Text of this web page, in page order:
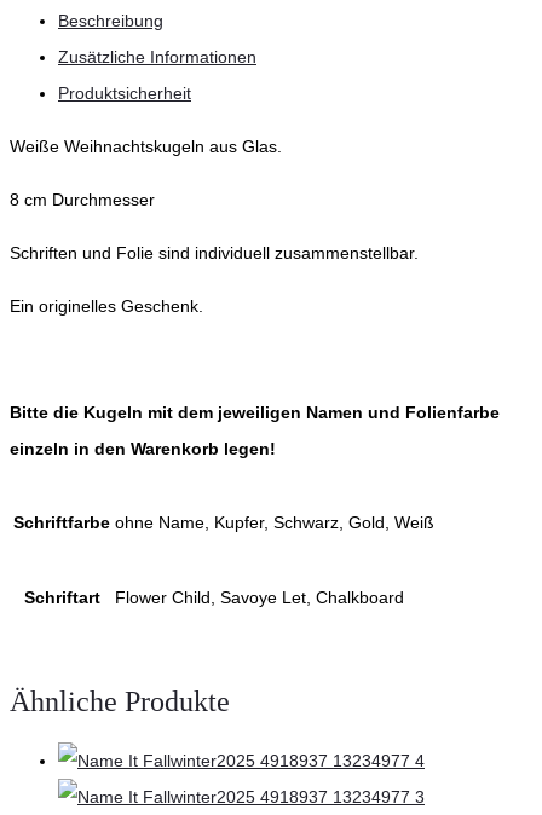
Beschreibung
Zusätzliche Informationen
Produktsicherheit
Weiße Weihnachtskugeln aus Glas.
8 cm Durchmesser
Schriften und Folie sind individuell zusammenstellbar.
Ein originelles Geschenk.
Bitte die Kugeln mit dem jeweiligen Namen und Folienfarbe
einzeln in den Warenkorb legen!
Schriftfarbe ohne Name, Kupfer, Schwarz, Gold, Weiß
Schriftart Flower Child, Savoye Let, Chalkboard
Ähnliche Produkte